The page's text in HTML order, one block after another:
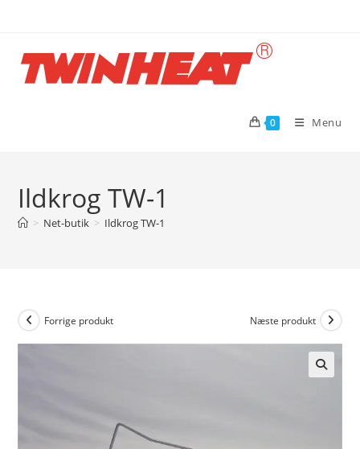
content
0 Menu
Ildkrog TW-1
> Net-butik > Ildkrog TW-1
Forrige produkt Næste produkt